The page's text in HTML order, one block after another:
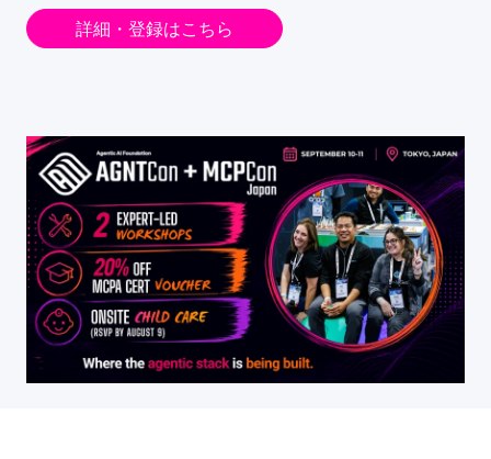
詳細・登録はこちら